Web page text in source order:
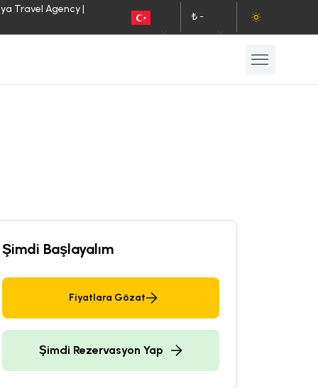
Travel Agency |
₺ -
Şimdi Başlayalım
Fiyatlara Gözat
Şimdi Rezervasyon Yap